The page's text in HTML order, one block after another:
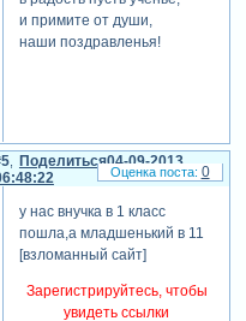
и примите от души,
наши поздравленья!
Поделиться
5
04-09-2013
у нас внучка в 1 класс
пошла,а младшенький в 11
[взломанный сайт]
Зарегистрируйтесь, чтобы
увидеть ссылки
0